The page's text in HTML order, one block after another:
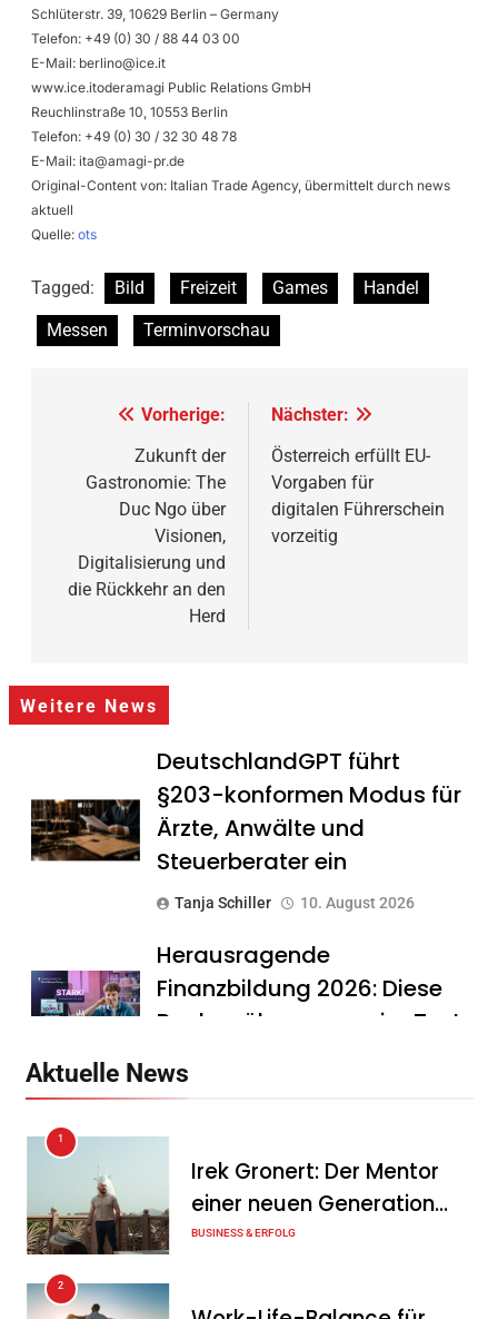
Schlüterstr. 39, 10629 Berlin – Germany
Telefon: +49 (0) 30 / 88 44 03 00
E-Mail: berlino@ice.it
www.ice.itoderamagi Public Relations GmbH
Reuchlinstraße 10, 10553 Berlin
Telefon: +49 (0) 30 / 32 30 48 78
E-Mail: ita@amagi-pr.de
Original-Content von: Italian Trade Agency, übermittelt durch news
aktuell
Quelle: ots
Tagged: Bild Freizeit Games
Handel
Messen
Terminvorschau
Beitragsnavigation
Vorherige:
Zukunft der
Gastronomie: The
Duc Ngo über
Visionen,
Digitalisierung und
die Rückkehr an den
Herd
Nächster:
Österreich erfüllt EU-
Vorgaben für
digitalen Führerschein
vorzeitig
Weitere News
DeutschlandGPT führt
§203-konformen Modus für
Ärzte, Anwälte und
Steuerberater ein
Tanja Schiller 10. August 2026
Herausragende
Finanzbildung 2026: Diese
Banken überzeugen im Test
mit Synergie Canada
PVMarktplatz.de: Warum
sich der Verkauf über einen
Aktuelle News
1
Irek Gronert: Der Mentor
einer neuen Generation
von Unternehmern
BUSINESS & ERFOLG
2